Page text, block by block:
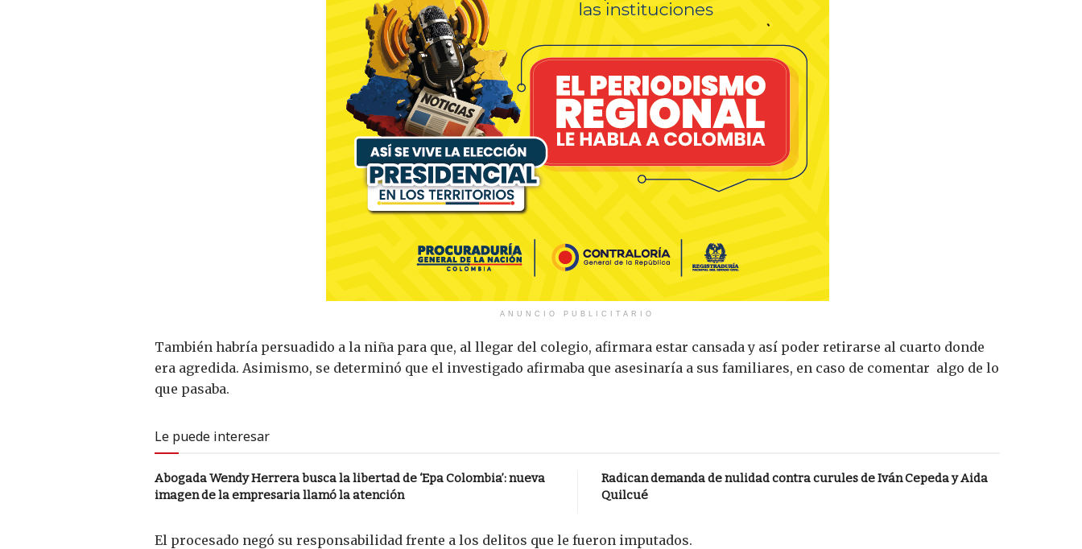
ANUNCIO PUBLICITARIO
También habría persuadido a la niña para que, al llegar del colegio, afirmara estar cansada y así poder retirarse al cuarto donde
era agredida. Asimismo, se determinó que el investigado afirmaba que asesinaría a sus familiares, en caso de comentar algo de lo
que pasaba.
Le puede interesar
Abogada Wendy Herrera busca la libertad de ‘Epa Colombia’: nueva
imagen de la empresaria llamó la atención
Radican demanda de nulidad contra curules de Iván Cepeda y Aida
Quilcué
El procesado negó su responsabilidad frente a los delitos que le fueron imputados.